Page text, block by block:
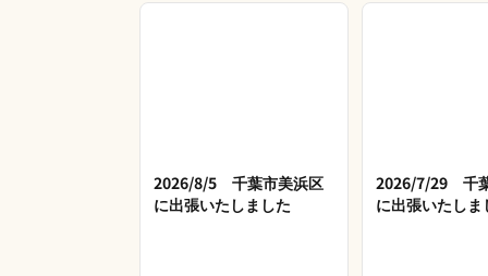
2026/8/5 千葉市美浜区
に出張いたしました
2026/7/29 千
に出張いたしま